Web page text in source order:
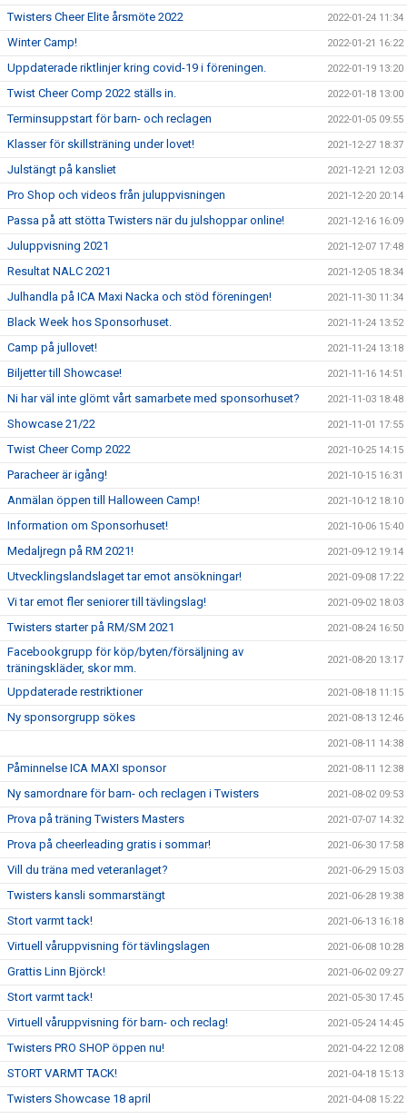
Twisters Cheer Elite årsmöte 2022 2022-01-24 11:34
Winter Camp! 2022-01-21 16:22
Uppdaterade riktlinjer kring covid-19 i föreningen. 2022-01-19 13:20
Twist Cheer Comp 2022 ställs in. 2022-01-18 13:00
Terminsuppstart för barn- och reclagen 2022-01-05 09:55
Klasser för skillsträning under lovet! 2021-12-27 18:37
Julstängt på kansliet 2021-12-21 12:03
Pro Shop och videos från juluppvisningen 2021-12-20 20:14
Passa på att stötta Twisters när du julshoppar online! 2021-12-16 16:09
Juluppvisning 2021 2021-12-07 17:48
Resultat NALC 2021 2021-12-05 18:34
Julhandla på ICA Maxi Nacka och stöd föreningen! 2021-11-30 11:34
Black Week hos Sponsorhuset. 2021-11-24 13:52
Camp på jullovet! 2021-11-24 13:18
Biljetter till Showcase! 2021-11-16 14:51
Ni har väl inte glömt vårt samarbete med sponsorhuset? 2021-11-03 18:48
Showcase 21/22 2021-11-01 17:55
Twist Cheer Comp 2022 2021-10-25 14:15
Paracheer är igång! 2021-10-15 16:31
Anmälan öppen till Halloween Camp! 2021-10-12 18:10
Information om Sponsorhuset! 2021-10-06 15:40
Medaljregn på RM 2021! 2021-09-12 19:14
Utvecklingslandslaget tar emot ansökningar! 2021-09-08 17:22
Vi tar emot fler seniorer till tävlingslag! 2021-09-02 18:03
Twisters starter på RM/SM 2021 2021-08-24 16:50
Facebookgrupp för köp/byten/försäljning av
träningskläder, skor mm.
2021-08-20 13:17
Uppdaterade restriktioner 2021-08-18 11:15
Ny sponsorgrupp sökes 2021-08-13 12:46
2021-08-11 14:38
Påminnelse ICA MAXI sponsor 2021-08-11 12:38
Ny samordnare för barn- och reclagen i Twisters 2021-08-02 09:53
Prova på träning Twisters Masters 2021-07-07 14:32
Prova på cheerleading gratis i sommar! 2021-06-30 17:58
Vill du träna med veteranlaget? 2021-06-29 15:03
Twisters kansli sommarstängt 2021-06-28 19:38
Stort varmt tack! 2021-06-13 16:18
Virtuell våruppvisning för tävlingslagen 2021-06-08 10:28
Grattis Linn Björck! 2021-06-02 09:27
Stort varmt tack! 2021-05-30 17:45
Virtuell våruppvisning för barn- och reclag! 2021-05-24 14:45
Twisters PRO SHOP öppen nu! 2021-04-22 12:08
STORT VARMT TACK! 2021-04-18 15:13
Twisters Showcase 18 april 2021-04-08 15:22